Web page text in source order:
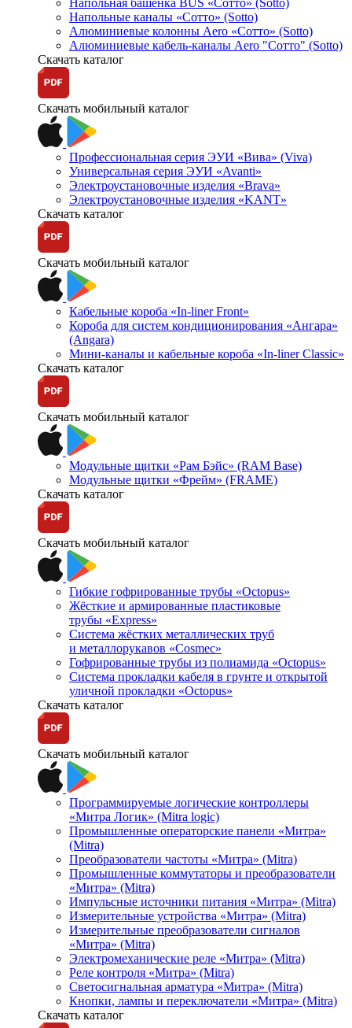
Напольные каналы «Сотто» (Sotto)
Алюминиевые колонны Aero «Сотто» (Sotto)
Алюминиевые кабель-каналы Aero "Сотто" (Sotto)
Скачать каталог
Скачать мобильный каталог
Профессиональная серия ЭУИ «Вива» (Viva)
Универсальная серия ЭУИ «Avanti»
Электроустановочные изделия «Brava»
Электроустановочные изделия «KANT»
Скачать каталог
Скачать мобильный каталог
Кабельные короба «In-liner Front»
Короба для систем кондиционирования «Ангара»
(Angara)
Мини-каналы и кабельные короба «In-liner Classic»
Скачать каталог
Скачать мобильный каталог
Модульные щитки «Рам Бэйс» (RAM Base)
Модульные щитки «Фрейм» (FRAME)
Скачать каталог
Скачать мобильный каталог
Гибкие гофрированные трубы «Octopus»
Жёсткие и армированные пластиковые
трубы «Express»
Система жёстких металлических труб
и металлорукавов «Cosmec»
Гофрированные трубы из полиамида «Octopus»
Система прокладки кабеля в грунте и открытой
уличной прокладки «Octopus»
Скачать каталог
Скачать мобильный каталог
Программируемые логические контроллеры
«Митра Логик» (Mitra logic)
Промышленные операторские панели «Митра»
(Mitra)
Преобразователи частоты «Митра» (Mitra)
Промышленные коммутаторы и преобразователи
«Митра» (Mitra)
Импульсные источники питания «Митра» (Mitra)
Измерительные устройства «Митра» (Mitra)
Измерительные преобразователи сигналов
«Митра» (Mitra)
Электромеханические реле «Митра» (Mitra)
Реле контроля «Митра» (Mitra)
Светосигнальная арматура «Митра» (Mitra)
Кнопки, лампы и переключатели «Митра» (Mitra)
Скачать каталог